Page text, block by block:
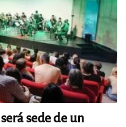
sede de un